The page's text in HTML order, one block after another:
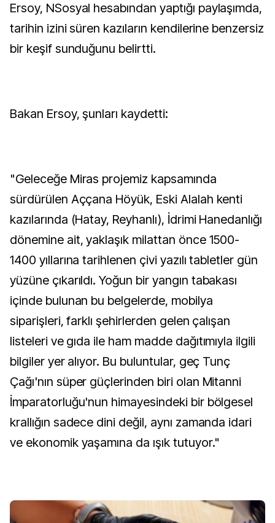
Ersoy, NSosyal hesabından yaptığı paylaşımda,
tarihin izini süren kazıların kendilerine benzersiz
bir keşif sunduğunu belirtti.
Bakan Ersoy, şunları kaydetti:
"Geleceğe Miras projemiz kapsamında
sürdürülen Aççana Höyük, Eski Alalah kenti
kazılarında (Hatay, Reyhanlı), İdrimi Hanedanlığı
dönemine ait, yaklaşık milattan önce 1500-
1400 yıllarına tarihlenen çivi yazılı tabletler gün
yüzüne çıkarıldı. Yoğun bir yangın tabakası
içinde bulunan bu belgelerde, mobilya
siparişleri, farklı şehirlerden gelen çalışan
listeleri ve gıda ile ham madde dağıtımıyla ilgili
bilgiler yer alıyor. Bu buluntular, geç Tunç
Çağı'nın süper güçlerinden biri olan Mitanni
İmparatorluğu'nun himayesindeki bir bölgesel
krallığın sadece dini değil, aynı zamanda idari
ve ekonomik yaşamına da ışık tutuyor."